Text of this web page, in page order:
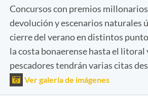
Concursos con premios
devolución y escenarios naturales
cierre del verano en distintos
la costa bonaerense hasta el litoral
pescadores tendrán varias citas
Ver galería de imágenes